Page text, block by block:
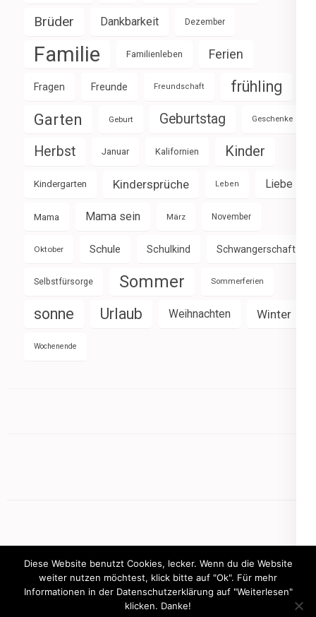
Brüder Dankbarkeit Dezember
Familie Familienleben Ferien
Fragen Freunde Freundschaft frühling
Garten Geburt Geburtstag Geschenke
Herbst Januar Kalifornien Kinder
Kindergarten Kindersprüche Leben Liebe
Mama Mama sein März November
Oktober Schule Schulkind Schwangerschaft
Selbstfürsorge Sommer Sommerferien
sonne Urlaub Weihnachten Winter
Wochenende
mamasbusiness.de
Diese Website benutzt Cookies, lecker. Wenn du die Website
weiter nutzen möchtest, klick bitte auf "Ok". Für mehr
Informationen in der Datenschutzerklärung auf "Weiterlesen"
klicken. Danke!